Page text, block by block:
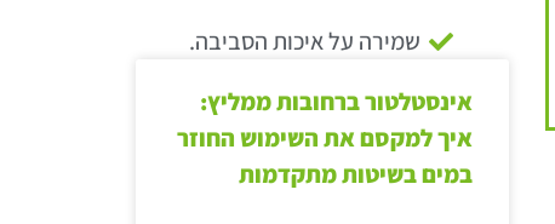
שמירה על איכות הסביבה.
אינסטלטור ברחובות ממליץ:
איך למקסם את השימוש החוזר
במים בשיטות מתקדמות